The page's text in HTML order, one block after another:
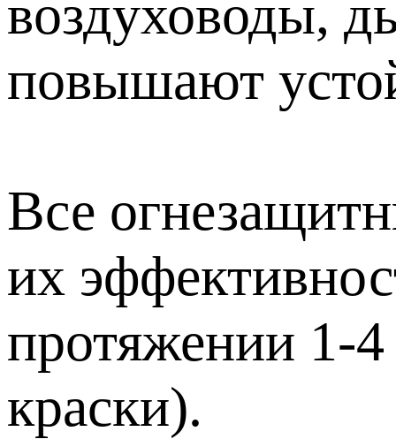
воздуховоды,
повышают
Все
их
протяжении 1-4
краски).